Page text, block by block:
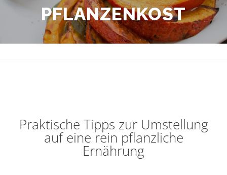
PFLANZENKOST
Praktische Tipps zur Umstellung
auf eine rein pflanzliche
Ernährung